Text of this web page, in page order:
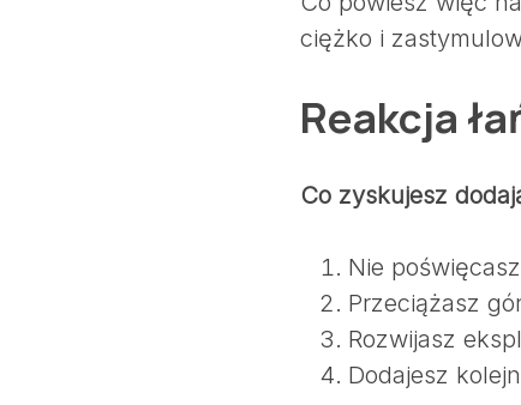
ciężko i
Reakcja
Co zyskujesz
Nie
Przeciążasz
Rozwijasz
Dodajesz